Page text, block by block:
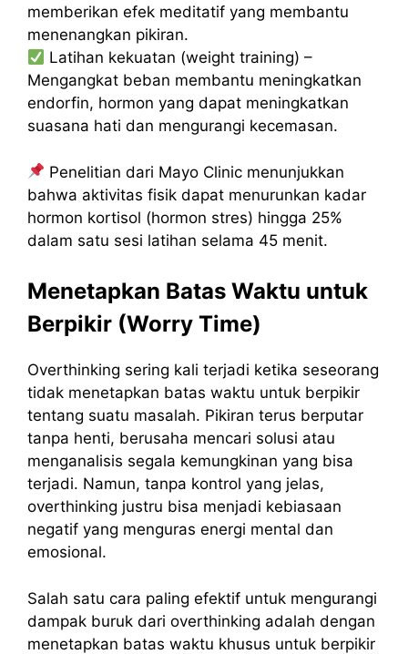
memberikan efek meditatif yang membantu
menenangkan pikiran.
Latihan kekuatan (weight training) –
Mengangkat beban membantu meningkatkan
endorfin, hormon yang dapat meningkatkan
suasana hati dan mengurangi kecemasan.
Penelitian dari Mayo Clinic menunjukkan
bahwa aktivitas fisik dapat menurunkan kadar
hormon kortisol (hormon stres) hingga 25%
dalam satu sesi latihan selama 45 menit.
Menetapkan Batas Waktu untuk
Berpikir (Worry Time)
Overthinking sering kali terjadi ketika seseorang
tidak menetapkan batas waktu untuk berpikir
tentang suatu masalah. Pikiran terus berputar
tanpa henti, berusaha mencari solusi atau
menganalisis segala kemungkinan yang bisa
terjadi. Namun, tanpa kontrol yang jelas,
overthinking justru bisa menjadi kebiasaan
negatif yang menguras energi mental dan
emosional.
Salah satu cara paling efektif untuk mengurangi
dampak buruk dari overthinking adalah dengan
menetapkan batas waktu khusus untuk berpikir